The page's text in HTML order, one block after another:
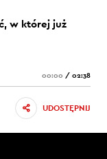
w której już
00:00 / 02:38
UDOSTĘPNIJ